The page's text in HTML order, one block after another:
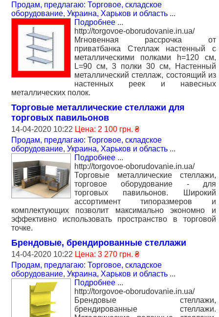
Продам, предлагаю: Торговое, складское
оборудование, Украина, Харьков и область ...
Подробнее ...
http://torgovoe-oborudovanie.in.ua/
Мгновенная рассрочка от
приватбанка Стеллаж настенный с
металлическими полками h=120 см,
L=90 см, 3 полки 30 см, Настенный
металлический стеллаж, состоящий из
настенных реек и навесных
металлических полок.
Торговые металлические стеллажи для
торговых павильонов
14-04-2020 10:22 Цена: 2 100 грн. ₴
Продам, предлагаю: Торговое, складское
оборудование, Украина, Харьков и область ...
Подробнее ...
http://torgovoe-oborudovanie.in.ua/
Торговые металлические стеллажи,
торговое оборудование - для
торговых павильонов. Широкий
ассортимент типоразмеров и
комплектующих позволит максимально экономно и
эффективно использовать пространство в торговой
точке.
Брендовые, брендированные стеллажи
14-04-2020 10:22 Цена: 3 270 грн. ₴
Продам, предлагаю: Торговое, складское
оборудование, Украина, Харьков и область ...
Подробнее ...
http://torgovoe-oborudovanie.in.ua/
Брендовые стеллажи,
брендированные стеллажи.